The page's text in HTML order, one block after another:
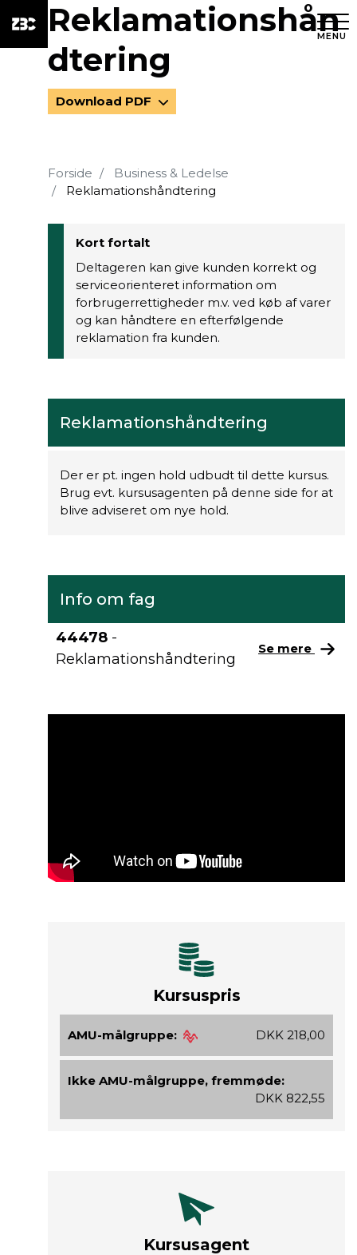
MENU
Reklamationshån
dtering
Download PDF
Forside
Business & Ledelse
Reklamationshåndtering
Kort fortalt
Deltageren kan give kunden korrekt og
serviceorienteret information om
forbrugerrettigheder m.v. ved køb af varer
og kan håndtere en efterfølgende
reklamation fra kunden.
Reklamationshåndtering
Der er pt. ingen hold udbudt til dette kursus.
Brug evt. kursusagenten på denne side for at
blive adviseret om nye hold.
Info om fag
44478 -
Reklamationshåndtering
Se mere
Kursuspris
AMU-målgruppe: DKK 218,00
Ikke AMU-målgruppe, fremmøde:
DKK 822,55
Kursusagent